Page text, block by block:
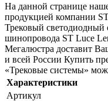
На данной странице
продукцией компании
Трековый светодиодный
шинопровода ST Luce
Мегалюстра доставит
и всей России Купить
«Трековые системы»
Характеристики
Артикул